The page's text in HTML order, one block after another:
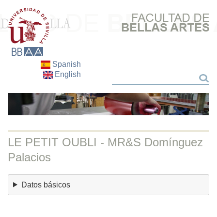
Spanish
English
Buscar
LE PETIT OUBLI - MR&S Domínguez
Palacios
Datos básicos